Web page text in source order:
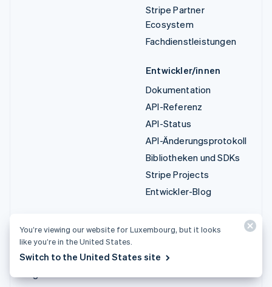
Stripe Partner
Ecosystem
Fachdienstleistungen
Entwickler/innen
Dokumentation
API-Referenz
API-Status
API-Änderungsprotokoll
Bibliotheken und SDKs
Stripe Projects
Entwickler-Blog
Leitfäden
Kundenstories
Karriere
You’re viewing our website for Luxembourg, but it looks
like you’re in the United States.
Switch to the United States site